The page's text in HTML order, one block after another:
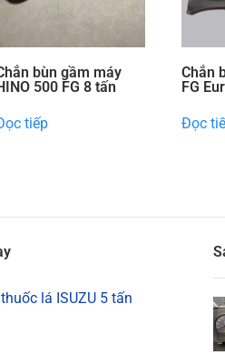
bùn gầm máy
500 FG 8 tấn
tiếp
Chắn
FG
Đọc
lá ISUZU 5 tấn